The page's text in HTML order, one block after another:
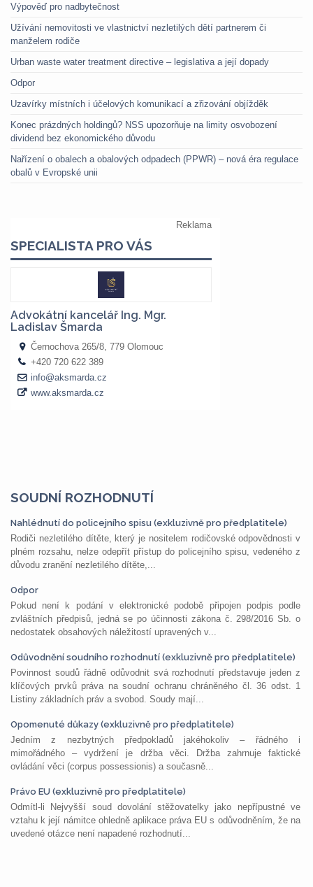
Výpověď pro nadbytečnost
Užívání nemovitosti ve vlastnictví nezletilých dětí partnerem či
manželem rodiče
Urban waste water treatment directive – legislativa a její dopady
Odpor
Uzavírky místních i účelových komunikací a zřizování objížděk
Konec prázdných holdingů? NSS upozorňuje na limity osvobození
dividend bez ekonomického důvodu
Nařízení o obalech a obalových odpadech (PPWR) – nová éra regulace
obalů v Evropské unii
SOUDNÍ ROZHODNUTÍ
Nahlédnutí do policejního spisu (exkluzivně pro předplatitele)
Rodiči nezletilého dítěte, který je nositelem rodičovské odpovědnosti v
plném rozsahu, nelze odepřít přístup do policejního spisu, vedeného z
důvodu zranění nezletilého dítěte,...
Odpor
Pokud není k podání v elektronické podobě připojen podpis podle
zvláštních předpisů, jedná se po účinnosti zákona č. 298/2016 Sb. o
nedostatek obsahových náležitostí upravených v...
Odůvodnění soudního rozhodnutí (exkluzivně pro předplatitele)
Povinnost soudů řádně odůvodnit svá rozhodnutí představuje jeden z
klíčových prvků práva na soudní ochranu chráněného čl. 36 odst. 1
Listiny základních práv a svobod. Soudy mají...
Opomenuté důkazy (exkluzivně pro předplatitele)
Jedním z nezbytných předpokladů jakéhokoliv – řádného i
mimořádného – vydržení je držba věci. Držba zahrnuje faktické
ovládání věci (corpus possessionis) a současně...
Právo EU (exkluzivně pro předplatitele)
Odmítl-li Nejvyšší soud dovolání stěžovatelky jako nepřípustné ve
vztahu k její námitce ohledně aplikace práva EU s odůvodněním, že na
uvedené otázce není napadené rozhodnutí...